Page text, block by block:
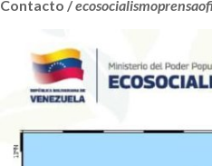
Contacto /